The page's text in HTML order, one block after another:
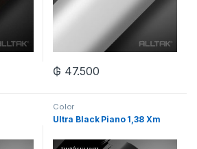
₲ 47.500
Color
Ultra Black Piano 1,38 Xm